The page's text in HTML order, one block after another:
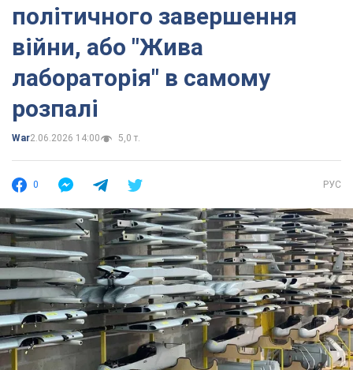
політичного завершення
війни, або "Жива
лабораторія" в самому
розпалі
War2.06.2026 14:00 5,0 т.
0 РУС